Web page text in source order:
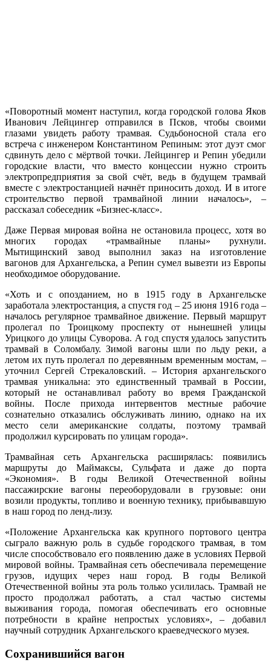
«Поворотный момент наступил, когда городской голова Яков
Иванович Лейцингер отправился в Псков, чтобы своими
глазами увидеть работу трамвая. Судьбоносной стала его
встреча с инженером Константином Репиным: этот дуэт смог
сдвинуть дело с мёртвой точки. Лейцингер и Репин убедили
городские власти, что вместо концессии нужно строить
электропредприятия за свой счёт, ведь в будущем трамвай
вместе с электростанцией начнёт приносить доход. И в итоге
строительство первой трамвайной линии началось», –
рассказал собеседник «Бизнес-класс».
Даже Первая мировая война не остановила процесс, хотя во
многих городах «трамвайные планы» рухнули.
Мытищинский завод выполнил заказ на изготовление
вагонов для Архангельска, а Репин сумел вывезти из Европы
необходимое оборудование.
«Хоть и с опозданием, но в 1915 году в Архангельске
заработала электростанция, а спустя год – 25 июня 1916 года –
началось регулярное трамвайное движение. Первый маршрут
пролегал по Троицкому проспекту от нынешней улицы
Урицкого до улицы Суворова. А год спустя удалось запустить
трамвай в Соломбалу. Зимой вагоны шли по льду реки, а
летом их путь пролегал по деревянным временным мостам, –
уточнил Сергей Стрекаловский. – История архангельского
трамвая уникальна: это единственный трамвай в России,
который не останавливал работу во время Гражданской
войны. После прихода интервентов местные рабочие
сознательно отказались обслуживать линию, однако на их
место сели американские солдаты, поэтому трамвай
продолжил курсировать по улицам города».
Трамвайная сеть Архангельска расширялась: появились
маршруты до Маймаксы, Сульфата и даже до порта
«Экономия». В годы Великой Отечественной войны
пассажирские вагоны переоборудовали в грузовые: они
возили продукты, топливо и военную технику, прибывавшую
в наш город по ленд-лизу.
«Положение Архангельска как крупного портового центра
сыграло важную роль в судьбе городского трамвая, в том
числе способствовало его появлению даже в условиях Первой
мировой войны. Трамвайная сеть обеспечивала перемещение
грузов, идущих через наш город. В годы Великой
Отечественной войны эта роль только усилилась. Трамвай не
просто продолжал работать, а стал частью системы
выживания города, помогая обеспечивать его основные
потребности в крайне непростых условиях», – добавил
научный сотрудник Архангельского краеведческого музея.
Сохранившийся вагон